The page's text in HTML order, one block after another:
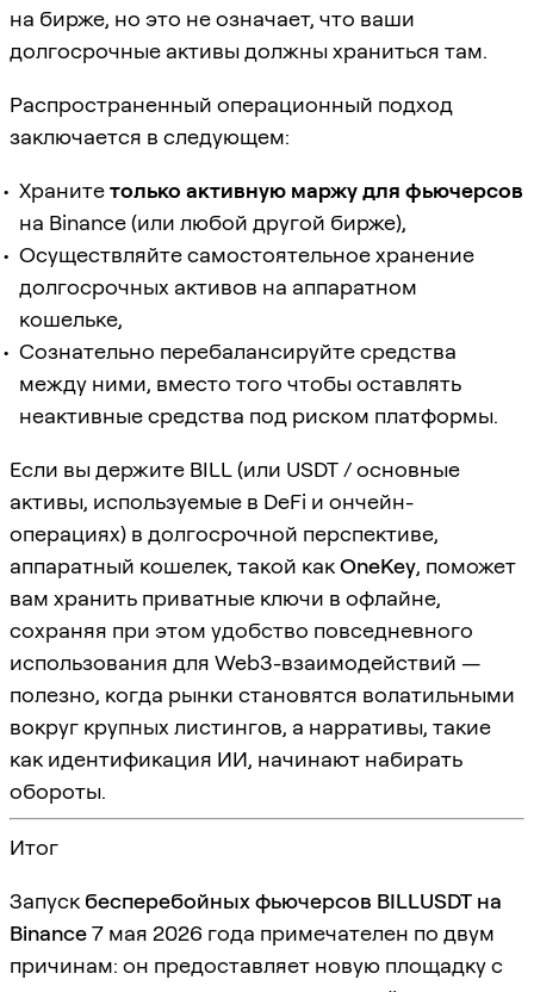
на бирже, но это не означает, что ваши
долгосрочные активы должны храниться там.
Распространенный операционный подход
заключается в следующем:
Хранитетолько активную маржу для фьючерсов
на Binance (или любой другой бирже),
Осуществляйте самостоятельное хранение
долгосрочных активов на аппаратном
кошельке,
Сознательно перебалансируйте средства
между ними, вместо того чтобы оставлять
неактивные средства под риском платформы.
Если вы держите BILL (или USDT / основные
активы, используемые в DeFi и ончейн-
операциях) в долгосрочной перспективе,
аппаратный кошелек, такой какOneKey, поможет
вам хранить приватные ключи в офлайне,
сохраняя при этом удобство повседневного
использования для Web3-взаимодействий —
полезно, когда рынки становятся волатильными
вокруг крупных листингов, а нарративы, такие
как идентификация ИИ, начинают набирать
обороты.
Итог
Запуск бесперебойных фьючерсов BILLUSDT на
Binance7 мая 2026 года примечателен по двум
причинам: он предоставляет новую площадку с